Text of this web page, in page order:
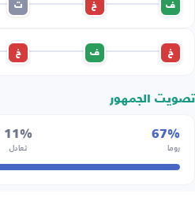
ف خ ت
خ ف خ
تصويت الجمهور
67%
روما
11%
تعادل